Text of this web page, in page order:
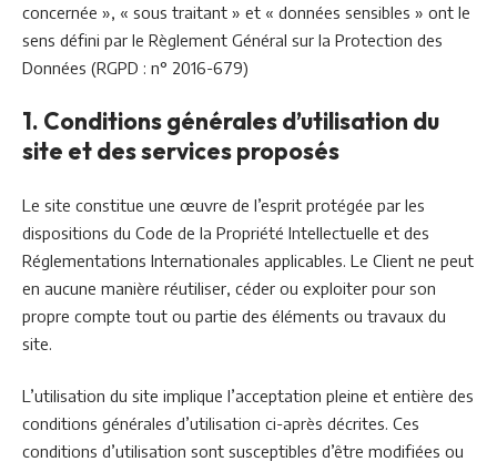
concernée », « sous traitant » et « données sensibles » ont le
sens défini par le Règlement Général sur la Protection des
Données (RGPD : n° 2016-679)
1. Conditions générales d’utilisation du
site et des services proposés
Le site constitue une œuvre de l’esprit protégée par les
dispositions du Code de la Propriété Intellectuelle et des
Réglementations Internationales applicables. Le Client ne peut
en aucune manière réutiliser, céder ou exploiter pour son
propre compte tout ou partie des éléments ou travaux du
site.
L’utilisation du site implique l’acceptation pleine et entière des
conditions générales d’utilisation ci-après décrites. Ces
conditions d’utilisation sont susceptibles d’être modifiées ou